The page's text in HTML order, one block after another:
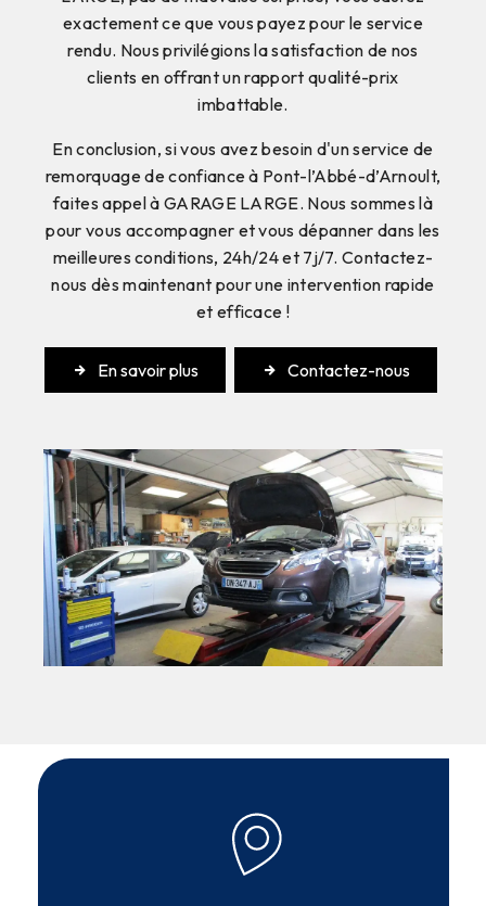
exactement ce que vous payez pour le service
rendu. Nous privilégions la satisfaction de nos
clients en offrant un rapport qualité-prix
imbattable.
En conclusion, si vous avez besoin d'un service de
remorquage de confiance à Pont-l’Abbé-d’Arnoult,
faites appel à GARAGE LARGE. Nous sommes là
pour vous accompagner et vous dépanner dans les
meilleures conditions, 24h/24 et 7j/7. Contactez-
nous dès maintenant pour une intervention rapide
et efficace !
En savoir plus Contactez-nous